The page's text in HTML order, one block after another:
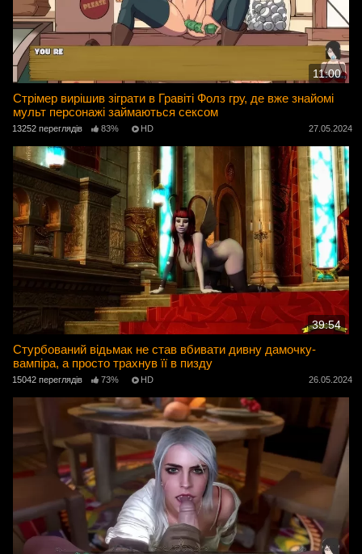
11:00
Стрімер вирішив зіграти в Гравіті Фолз гру, де вже знайомі
мульт персонажі займаються сексом
13252 переглядів 83% HD 27.05.2024
39:54
Стурбований відьмак не став вбивати дивну дамочку-
вампіра, а просто трахнув її в пизду
15042 переглядів 73% HD 26.05.2024